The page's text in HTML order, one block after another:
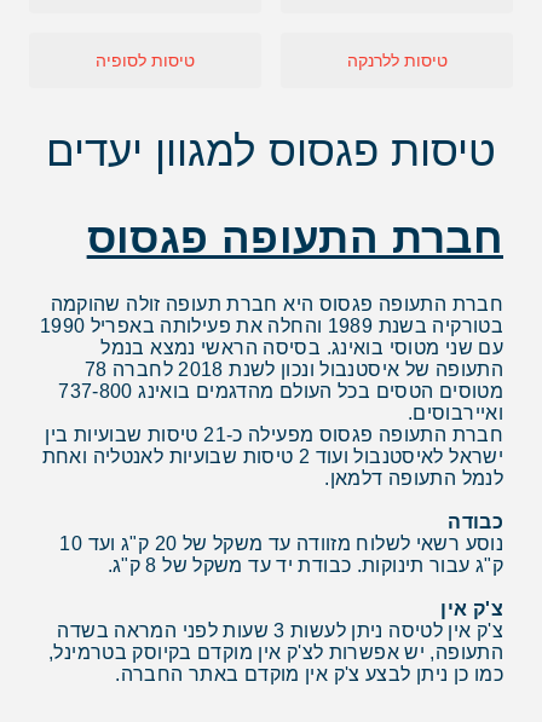
טיסות ללרנקה טיסות לסופיה
טיסות פגסוס למגוון יעדים
חברת התעופה פגסוס
חברת התעופה פגסוס היא חברת תעופה זולה שהוקמה
בטורקיה בשנת 1989 והחלה את פעילותה באפריל 1990
עם שני מטוסי בואינג. בסיסה הראשי נמצא בנמל
התעופה של איסטנבול ונכון לשנת 2018 לחברה 78
מטוסים הטסים בכל העולם מהדגמים בואינג 737-800
ואיירבוסים.
חברת התעופה פגסוס מפעילה כ-21 טיסות שבועיות בין
ישראל לאיסטנבול ועוד 2 טיסות שבועיות לאנטליה ואחת
לנמל התעופה דלמאן.
כבודה
נוסע רשאי לשלוח מזוודה עד משקל של 20 ק"ג ועד 10
ק"ג עבור תינוקות. כבודת יד עד משקל של 8 ק"ג.
צ'ק אין
צ'ק אין לטיסה ניתן לעשות 3 שעות לפני המראה בשדה
התעופה, יש אפשרות לצ'ק אין מוקדם בקיוסק בטרמינל,
כמו כן ניתן לבצע צ'ק אין מוקדם באתר החברה.